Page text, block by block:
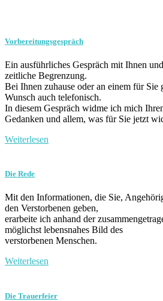
Vorbereitungsgespräch
Ein ausführliches Gespräch mit Ihnen
zeitliche Begrenzung.
Bei Ihnen zuhause oder an einem für
Wunsch auch telefonisch.
In diesem Gespräch widme ich mich
Gedanken und allem, was für Sie jetzt
Weiterlesen
Die Rede
Mit den Informationen, die Sie,
den Verstorbenen geben,
erarbeite ich anhand der
möglichst lebensnahes Bild des
verstorbenen Menschen.
Weiterlesen
Die Trauerfeier